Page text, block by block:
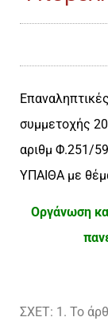
συμμετοχής
αριθμ Φ.251/
ΥΠΑΙΘΑ με
Οργάνωση
ΣΧΕΤ: 1. Το